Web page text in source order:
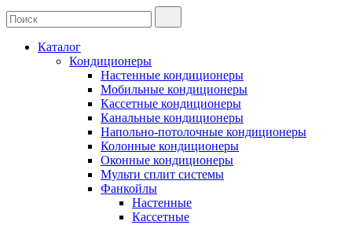
Каталог
Кондиционеры
Настенные кондиционеры
Мобильные кондиционеры
Кассетные кондиционеры
Канальные кондиционеры
Напольно-потолочные кондиционеры
Колонные кондиционеры
Оконные кондиционеры
Мульти сплит системы
Фанкойлы
Настенные
Кассетные